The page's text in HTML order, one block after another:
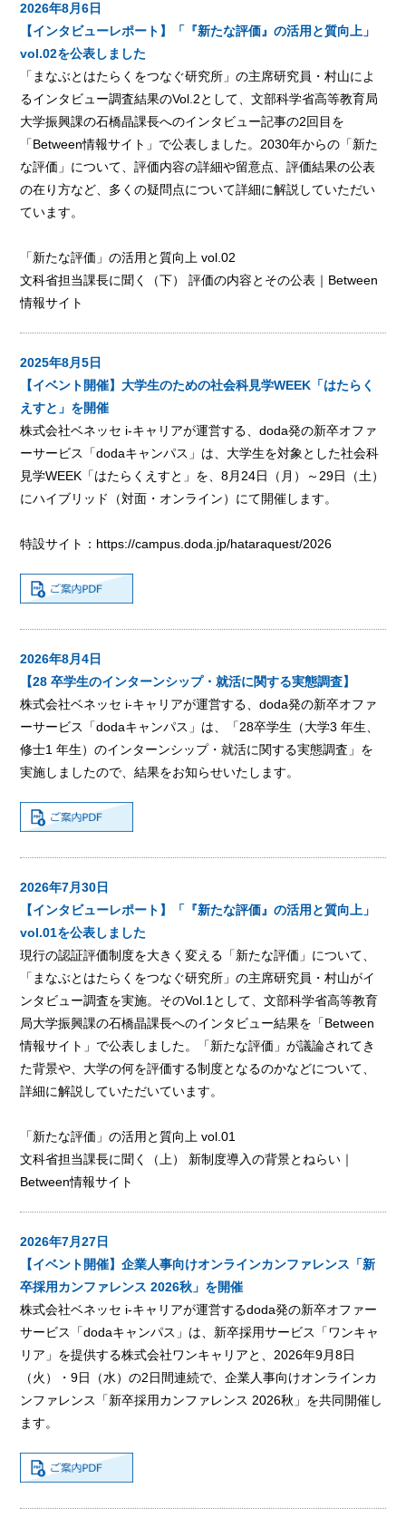
2026年8月6日
【インタビューレポート】「『新たな評価』の活用と質向上」
vol.02を公表しました
「まなぶとはたらくをつなぐ研究所」の主席研究員・村山によ
るインタビュー調査結果のVol.2として、文部科学省高等教育局
大学振興課の石橋晶課長へのインタビュー記事の2回目を
「Between情報サイト」で公表しました。2030年からの「新た
な評価」について、評価内容の詳細や留意点、評価結果の公表
の在り方など、多くの疑問点について詳細に解説していただい
ています。
「新たな評価」の活用と質向上 vol.02
文科省担当課長に聞く（下） 評価の内容とその公表｜Between
情報サイト
2025年8月5日
【イベント開催】大学生のための社会科見学WEEK「はたらく
えすと」を開催
株式会社ベネッセ i-キャリアが運営する、doda発の新卒オファ
ーサービス「dodaキャンパス」は、大学生を対象とした社会科
見学WEEK「はたらくえすと」を、8月24日（月）～29日（土）
にハイブリッド（対面・オンライン）にて開催します。
特設サイト： https://campus.doda.jp/hataraquest/2026
2026年8月4日
【28 卒学生のインターンシップ・就活に関する実態調査】
株式会社ベネッセ i-キャリアが運営する、doda発の新卒オファ
ーサービス「dodaキャンパス」は、「28卒学生（大学3 年生、
修士1 年生）のインターンシップ・就活に関する実態調査」を
実施しましたので、結果をお知らせいたします。
2026年7月30日
【インタビューレポート】「『新たな評価』の活用と質向上」
vol.01を公表しました
現行の認証評価制度を大きく変える「新たな評価」について、
「まなぶとはたらくをつなぐ研究所」の主席研究員・村山がイ
ンタビュー調査を実施。そのVol.1として、文部科学省高等教育
局大学振興課の石橋晶課長へのインタビュー結果を「Between
情報サイト」で公表しました。「新たな評価」が議論されてき
た背景や、大学の何を評価する制度となるのかなどについて、
詳細に解説していただいています。
「新たな評価」の活用と質向上 vol.01
文科省担当課長に聞く（上） 新制度導入の背景とねらい｜
Between情報サイト
2026年7月27日
【イベント開催】企業人事向けオンラインカンファレンス「新
卒採用カンファレンス 2026秋」を開催
株式会社ベネッセ i-キャリアが運営するdoda発の新卒オファー
サービス「dodaキャンパス」は、新卒採用サービス「ワンキャ
リア」を提供する株式会社ワンキャリアと、2026年9月8日
（火）・9日（水）の2日間連続で、企業人事向けオンラインカ
ンファレンス「新卒採用カンファレンス 2026秋」を共同開催し
ます。